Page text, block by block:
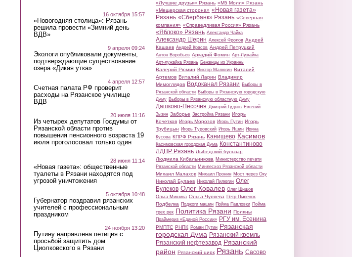
16 октября 15:57
«Новогодняя столица»: Рязань
решила провести «Зимний день
ВДВ»
9 апреля 09:24
Экологи опубликовали документы,
подтверждающие существование
озера «Дикая утка»
4 апреля 12:57
Счетная палата РФ проверит
расходы на Рязанское училище
ВДВ
20 июля 11:16
Из четырех депутатов Госдумы от
Рязанской области против
повышения пенсионного возраста 19
июля проголосовал только один
28 июня 11:14
«Новая газета»: общественные
туалеты в Рязани находятся под
угрозой уничтожения
5 октября 10:48
Губернатор поздравил рязанских
учителей с профессиональным
праздником
24 ноября 13:20
Путину направлена петиция с
просьбой защитить дом
Циолковского в Рязани
«Лучшие друзья» Рязань «М5 Молл» Рязань
«Мещерская сторона» «Новая газета»
Рязань «Сбербанк» Рязань «Северная
компания» «Справедливая Россия» Рязань
«Яблоко» Рязань Александр Чайка
Александр Шерин Алексей Фролов Андрей
Кашаев Андрей Красов Андрей Петруцкий
Антон Воробьев Аркадий Фомин Арт-Лужайка
Арт-лужайка Рязань Беженцы из Украины
Валерий Рюмин Виктор Малюгин Виталий
Артемов Виталий Ларин Владимир
Мимоглядов Водоканал Рязани Выборы в
Рязанской области Выборы в Рязанскую городскую
Думу Выборы в Рязанскую областную Думу
Дашково-Песочня Дмитрий Гудков Евгений
Зызин Заборье Застройка Рязани Игорь
Кочетков Игорь Морозов Игорь Путин Игорь
Трубицын Игорь Туровский Игорь Яшин Ирина
Кусова КПРФ Рязань Канищево Касимов
Касимовская городская Дума Константиново
ЛДПР Рязань Лыбедский бульвар
Людмила Кибальникова Министерство печати
Рязанской области Минлесхоз Рязанской области
Михаил Малахов Михаил Пронин Мост через Оку
Николай Булаев Николай Пилюгин Олег
Булеков Олег Ковалев Олег Шишов
Ольга Мишина Ольга Чуляева Петр Пыленок
Подбелка Поджоги машин Пойма Павловки Пойма
трех рек Политика Рязани Поляны
Праймериз «Единой России» РГУ им. Есенина
РМПТС РНПК Роман Путин Рязанская
городская Дума Рязанский кремль
Рязанский нефтезавод Рязанский
район Рязанский цирк Рязань Сасово